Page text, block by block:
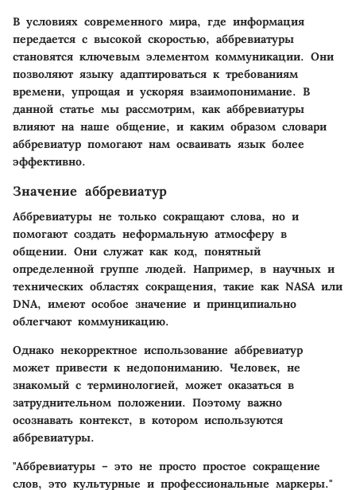
В условиях современного мира, где информация
передается с высокой скоростью, аббревиатуры
становятся ключевым элементом коммуникации. Они
позволяют языку адаптироваться к требованиям
времени, упрощая и ускоряя взаимопонимание. В
данной статье мы рассмотрим, как аббревиатуры
влияют на наше общение, и каким образом словари
аббревиатур помогают нам осваивать язык более
эффективно.
Значение аббревиатур
Аббревиатуры не только сокращают слова, но и
помогают создать неформальную атмосферу в
общении. Они служат как код, понятный
определенной группе людей. Например, в научных и
технических областях сокращения, такие как NASA или
DNA, имеют особое значение и принципиально
облегчают коммуникацию.
Однако некорректное использование аббревиатур
может привести к недопониманию. Человек, не
знакомый с терминологией, может оказаться в
затруднительном положении. Поэтому важно
осознавать контекст, в котором используются
аббревиатуры.
"Аббревиатуры – это не просто простое сокращение
слов, это культурные и профессиональные маркеры."